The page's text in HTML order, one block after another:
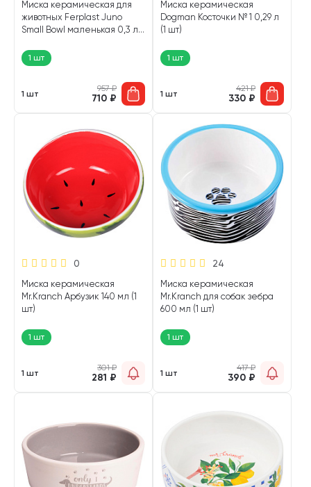
Миска керамическая для
животных Ferplast Juno
Small Bowl маленькая 0,3 л
1 шт
1 шт
957₽
710 ₽
Миска керамическая
Dogman Косточки № 1 0,29 л
(1 шт)
1 шт
1 шт
421₽
330 ₽
0
Миска керамическая
Mr.Kranch Арбузик 140 мл (1
шт)
1 шт
1 шт
301₽
281 ₽
24
Миска керамическая
Mr.Kranch для собак зебра
600 мл (1 шт)
1 шт
1 шт
417₽
390 ₽